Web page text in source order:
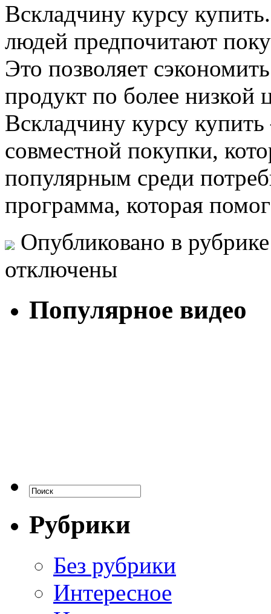
Всклaдчину курсу
людей предпочитают
Это позволяет
продукт по более низкой
Вскладчину курсу
совместной покупки,
популярным среди
программа, которая
Опубликовано в
отключены
Популярное видео
Рубрики
Без рубрики
Интересное